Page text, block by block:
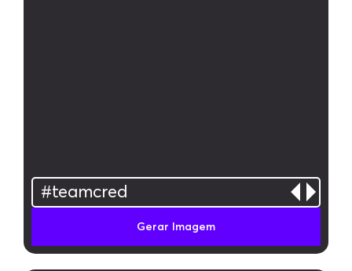
#teamcred
#boravotar
Gerar Imagem